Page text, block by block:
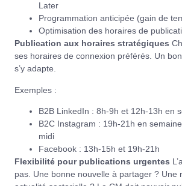
Later
Programmation anticipée (gain de
Optimisation des horaires de
Publication aux horaires stratégiques
ses horaires de connexion préférés. Un
s’y adapte.
Exemples :
B2B LinkedIn : 8h-9h et 12h-13h en
B2C Instagram : 19h-21h en
midi
Facebook : 13h-15h et 19h-21h
Flexibilité pour publications urgentes
pas. Une bonne nouvelle à partager ? Une